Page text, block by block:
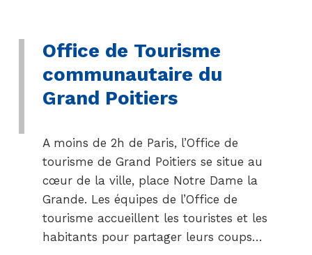
Office de Tourisme
communautaire du
Grand Poitiers
A moins de 2h de Paris, l’Office de
tourisme de Grand Poitiers se situe au
cœur de la ville, place Notre Dame la
Grande. Les équipes de l’Office de
tourisme accueillent les touristes et les
habitants pour partager leurs coups…